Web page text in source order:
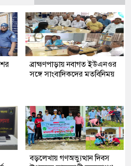
ব্রাহ্মণপাড়ায় নবাগত ইউএনওর
সঙ্গে সাংবাদিকদের মতবিনিময়
বড়লেখায় গণঅভ্যুত্থান দিবস